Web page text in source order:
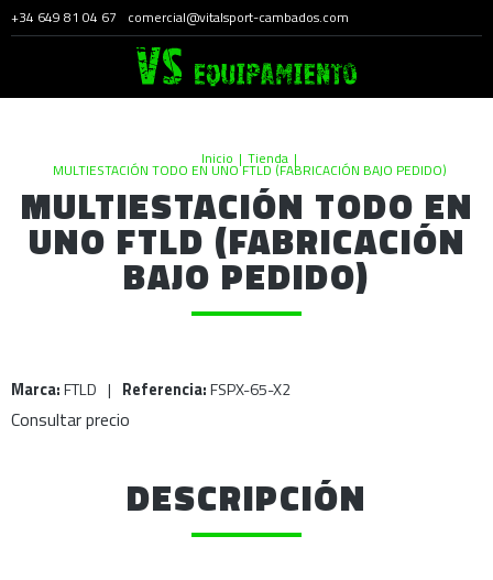
+34 649 81 04 67 comercial@vitalsport-cambados.com
Inicio | Tienda |
MULTIESTACIÓN TODO EN UNO FTLD (FABRICACIÓN BAJO PEDIDO)
MULTIESTACIÓN TODO EN
UNO FTLD (FABRICACIÓN
BAJO PEDIDO)
Marca:FTLD | Referencia:FSPX-65-X2
Consultar precio
DESCRIPCIÓN